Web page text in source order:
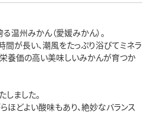
温州みかん（愛媛みかん）。
が長い、潮風をたっぷり浴びてミネラ
養価の高い美味しいみかんが育つか
ました。
どよい酸味もあり、絶妙なバランス